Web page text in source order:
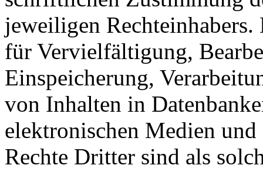
jeweiligen
für Vervielfältigung,
Einspeicherung,
von Inhalten in
elektronischen Medien
Rechte Dritter sind als